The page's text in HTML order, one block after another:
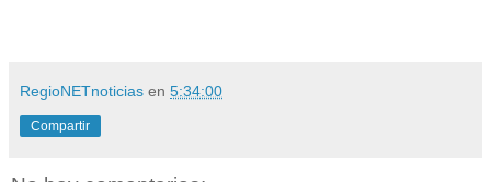
RegioNETnoticias en 5:34:00
Compartir